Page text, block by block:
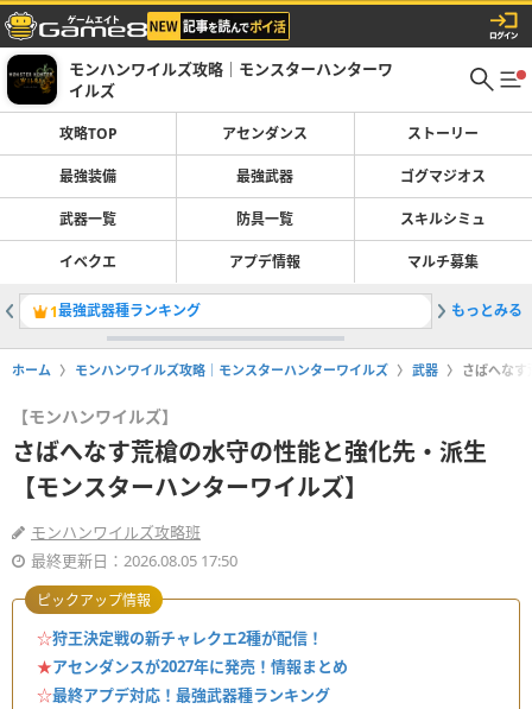
モンハンワイルズ攻略｜モンスターハンターワ
イルズ
攻略TOP アセンダンス ストーリー
最強装備 最強武器 ゴグマジオス
武器一覧 防具一覧 スキルシミュ
イベクエ アプデ情報 マルチ募集
1最強武器種ランキング 2叛砲ア
もっとみる
ホーム モンハンワイルズ攻略｜モンスターハンターワイルズ 武器 さばへな
【モンハンワイルズ】
さばへなす荒槍の水守の性能と強化先・派生
【モンスターハンターワイルズ】
モンハンワイルズ攻略班
最終更新日：2026.08.05 17:50
☆狩王決定戦の新チャレクエ2種が配信！
★アセンダンスが2027年に発売！情報まとめ
☆最終アプデ対応！最強武器種ランキング
ピックアップ情報